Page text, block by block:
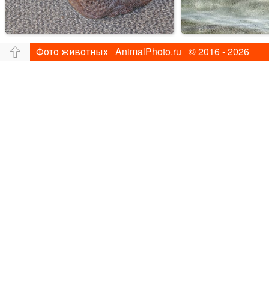
Фото животных AnimalPhoto.ru © 2016 - 2026